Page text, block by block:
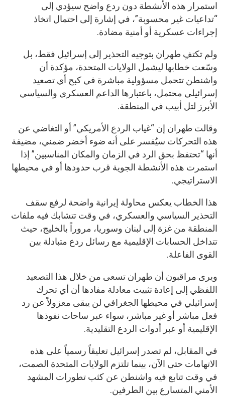
استمرار هذه الأنشطة دون ردع واضح سيؤدي إلى
“تداعيات غير محسوبة”، في إشارة إلى احتمال اتخاذ
إجراءات عسكرية أو أمنية مضادة.
ولم تكتفِ طهران بتوجيه التحذير إلى إسرائيل فقط، بل
وسّعت خطابها ليشمل الولايات المتحدة، مؤكدة أن
واشنطن تتحمل مسؤولية مباشرة في كبح أي تصعيد
إسرائيلي محتمل، باعتبارها الداعم العسكري والسياسي
الأبرز لتل أبيب في المنطقة.
وقالت طهران إن “غياب الردع الأمريكي” أو التغاضي عن
هذه التحركات سيُفسر على أنه ضوء أخضر ضمني، مضيفة
أنها “تحتفظ بحق الرد في الزمان والمكان المناسبين” إذا
استمرت هذه الأنشطة الجوية قرب حدودها أو في محيطها
الاستراتيجي.
هذا الخطاب يعكس محاولة إيرانية واضحة لرفع سقف
التحذير السياسي والعسكري، في وقت تتشابك فيه ملفات
المنطقة من غزة إلى لبنان وسوريا، مروراً بالخليج، حيث
تتداخل الحسابات الإقليمية مع رسائل ردع متبادلة بين
القوى الفاعلة.
ويرى مراقبون أن طهران تسعى من خلال هذا التصعيد
اللفظي إلى إعادة تثبيت معادلة مفادها أن أي تحرك
إسرائيلي في محيطها الجغرافي لن يبقى معزولاً عن رد
فعل مباشر أو غير مباشر، سواء عبر ساحات نفوذها
الإقليمية أو عبر أدوات الردع التقليدية.
في المقابل، لم تصدر إسرائيل تعليقاً رسمياً على هذه
الاتهامات حتى الآن، بينما تلتزم الولايات المتحدة الصمت،
في وقت تتابع فيه واشنطن عن كثب تطورات المشهد
الأمني المتسارع بين الطرفين.